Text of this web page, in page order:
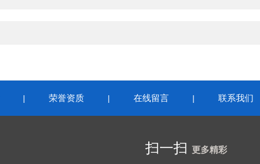
| 荣誉资质 | 在线留言 | 联系我们
扫一扫 更多精彩